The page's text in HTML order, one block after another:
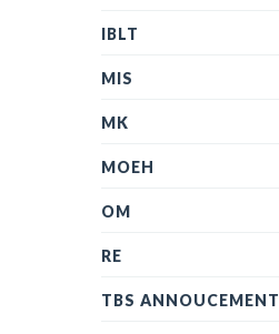
IBLT
MIS
MK
MOEH
OM
RE
TBS ANNOUCEMENT